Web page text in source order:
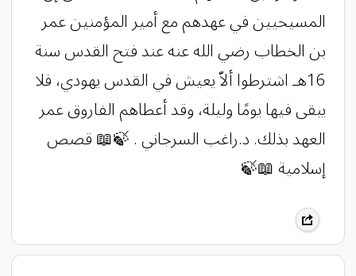
المسيحيين في عهدهم مع أمير المؤمنين عمر
بن الخطاب رضي الله عنه عند فتح القدس سنة
16هـ اشترطوا ألاّ يعيش في القدس يهودي، فلا
يبقى فيها يومًا وليلة، وقد أعطاهم الفاروق عمر
العهد بذلك. د.راغب السرجاني . ‏🍃📖 قصص
إسلامية 📖🍃